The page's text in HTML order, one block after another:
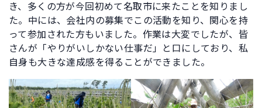
き、多くの方が今回初めて名取市に来たことを知りまし
た。中には、会社内の募集でこの活動を知り、関心を持
って参加された方もいました。作業は大変でしたが、皆
さんが「やりがいしかない仕事だ」と口にしており、私
自身も大きな達成感を得ることができました。